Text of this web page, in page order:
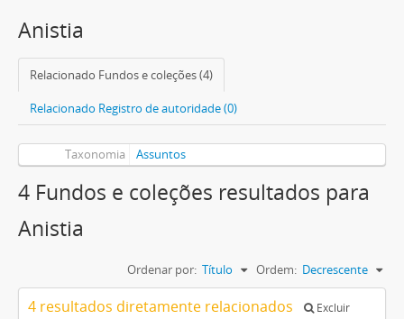
Anistia
Relacionado Fundos e coleções (4)
Relacionado Registro de autoridade (0)
Taxonomia Assuntos
4 Fundos e coleções resultados para
Anistia
Ordenar por: Título Ordem: Decrescente
4 resultados diretamente relacionados
Excluir